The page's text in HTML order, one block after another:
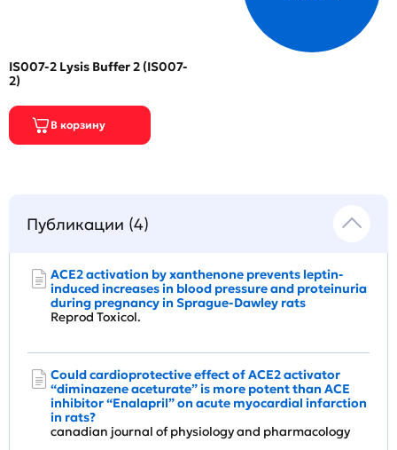
IS007-2 Lysis Buffer 2 (IS007-
2)
Публикации (4)
ACE2 activation by xanthenone prevents leptin-
induced increases in blood pressure and proteinuria
during pregnancy in Sprague-Dawley rats
Reprod Toxicol.
Could cardioprotective effect of ACE2 activator
“diminazene aceturate” is more potent than ACE
inhibitor “Enalapril” on acute myocardial infarction
in rats?
canadian journal of physiology and pharmacology